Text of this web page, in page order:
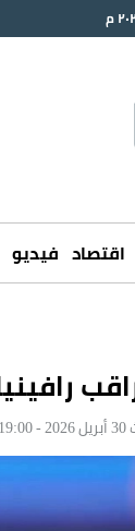
اقتصاد فيديو